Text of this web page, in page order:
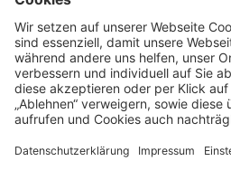
öffentlichen Grundstücken. Darüber
Produkte der Betriebsausstattung,
Transportgeräte,
Eventsicherung.
Cookie-Einstellungen